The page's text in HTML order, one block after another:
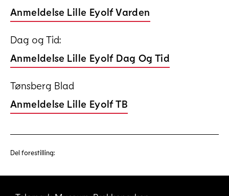
Anmeldelse Lille Eyolf Varden
Dag og Tid:
Anmeldelse Lille Eyolf Dag Og Tid
Tønsberg Blad
Anmeldelse Lille Eyolf TB
Del forestilling: